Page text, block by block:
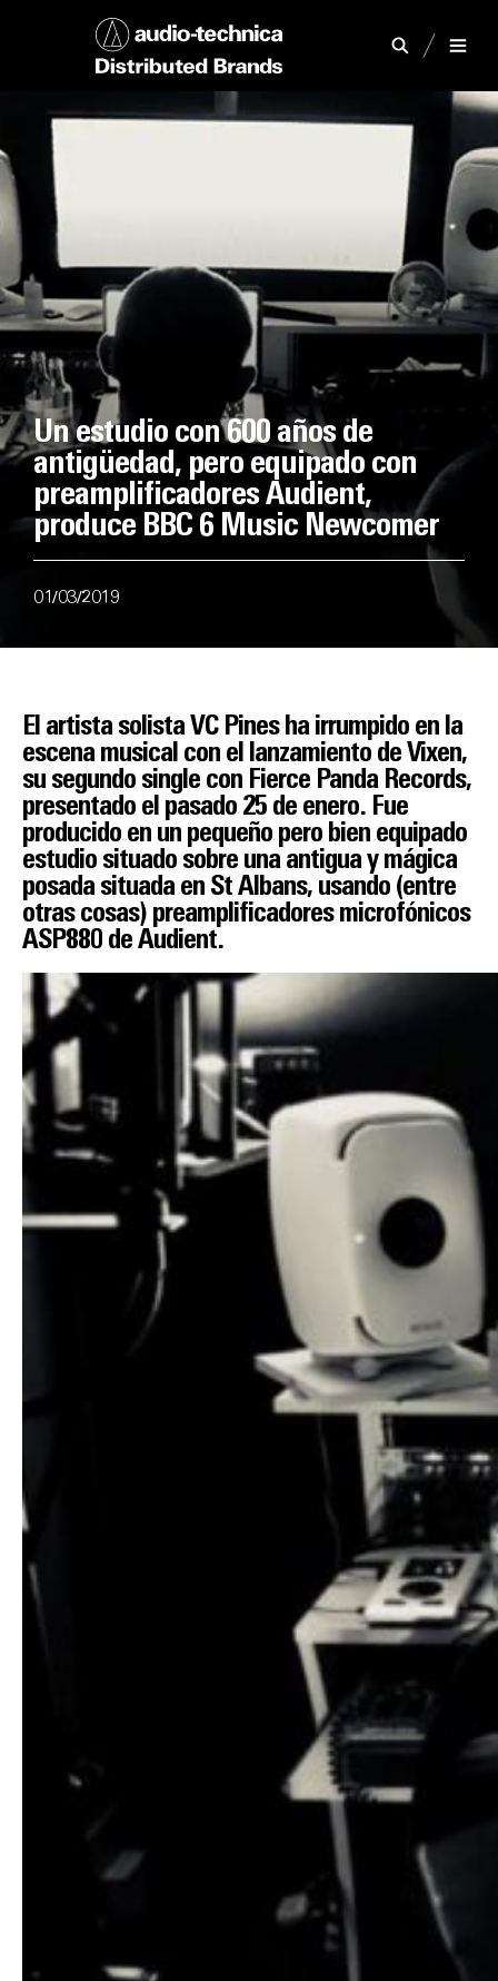
Un estudio con 600 años de
antigüedad, pero equipado con
preamplificadores Audient,
produce BBC 6 Music Newcomer
01/03/2019
El artista solista VC Pines ha irrumpido en la
escena musical con el lanzamiento de Vixen,
su segundo single con Fierce Panda Records,
presentado el pasado 25 de enero. Fue
producido en un pequeño pero bien equipado
estudio situado sobre una antigua y mágica
posada situada en St Albans, usando (entre
otras cosas) preamplificadores microfónicos
ASP880 de Audient.